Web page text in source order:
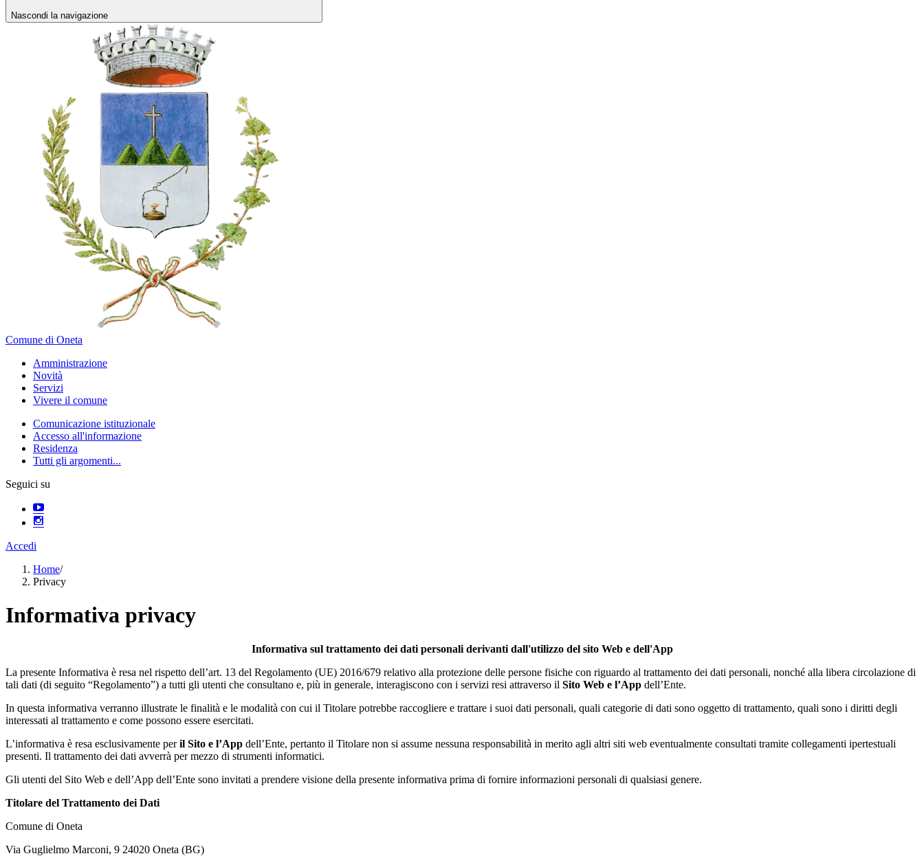
Nascondi la navigazione
Comune di Oneta
Amministrazione
Novità
Servizi
Vivere il comune
Comunicazione istituzionale
Accesso all'informazione
Residenza
Tutti gli argomenti...
Seguici su
Accedi
Home/
Privacy
Informativa privacy
Informativa sul trattamento dei dati personali derivanti dall'utilizzo del sito Web e dell'App
La presente Informativa è resa nel rispetto dell’art. 13 del Regolamento (UE) 2016/679 relativo alla protezione delle persone fisiche con riguardo al trattamento dei dati personali, nonché alla libera circolazione di
tali dati (di seguito “Regolamento”) a tutti gli utenti che consultano e, più in generale, interagiscono con i servizi resi attraverso il Sito Web e l’App dell’Ente.
In questa informativa verranno illustrate le finalità e le modalità con cui il Titolare potrebbe raccogliere e trattare i suoi dati personali, quali categorie di dati sono oggetto di trattamento, quali sono i diritti degli
interessati al trattamento e come possono essere esercitati.
L’informativa è resa esclusivamente peril Sito e l’App dell’Ente, pertanto il Titolare non si assume nessuna responsabilità in merito agli altri siti web eventualmente consultati tramite collegamenti ipertestuali
presenti. Il trattamento dei dati avverrà per mezzo di strumenti informatici.
Gli utenti del Sito Web e dell’App dell’Ente sono invitati a prendere visione della presente informativa prima di fornire informazioni personali di qualsiasi genere.
Titolare del Trattamento dei Dati
Comune di Oneta
Via Guglielmo Marconi, 9 24020 Oneta (BG)